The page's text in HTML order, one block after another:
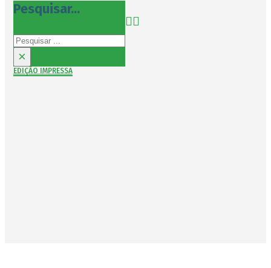
Pesquisar...
Pesquisar
×
EDIÇÃO IMPRESSA